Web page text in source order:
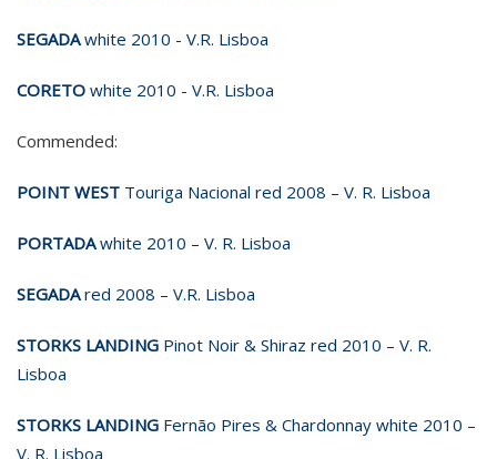
SEGADAwhite 2010 - V.R. Lisboa
CORETO white 2010 - V.R. Lisboa
Commended:
POINT WEST Touriga Nacional red 2008 – V. R. Lisboa
PORTADAwhite 2010 – V. R. Lisboa
SEGADAred 2008 – V.R. Lisboa
STORKS LANDING Pinot Noir & Shiraz red 2010 – V. R.
Lisboa
STORKS LANDING Fernão Pires & Chardonnay white 2010 –
V. R. Lisboa